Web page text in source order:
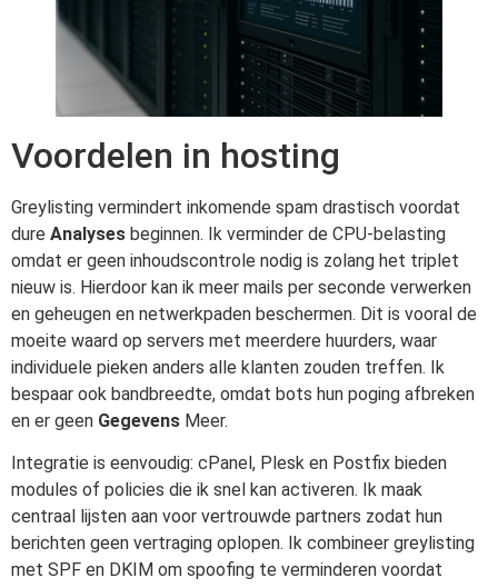
Voordelen in hosting
Greylisting vermindert inkomende spam drastisch voordat
dure Analyses beginnen. Ik verminder de CPU-belasting
omdat er geen inhoudscontrole nodig is zolang het triplet
nieuw is. Hierdoor kan ik meer mails per seconde verwerken
en geheugen en netwerkpaden beschermen. Dit is vooral de
moeite waard op servers met meerdere huurders, waar
individuele pieken anders alle klanten zouden treffen. Ik
bespaar ook bandbreedte, omdat bots hun poging afbreken
en er geen Gegevens Meer.
Integratie is eenvoudig: cPanel, Plesk en Postfix bieden
modules of policies die ik snel kan activeren. Ik maak
centraal lijsten aan voor vertrouwde partners zodat hun
berichten geen vertraging oplopen. Ik combineer greylisting
met SPF en DKIM om spoofing te verminderen voordat